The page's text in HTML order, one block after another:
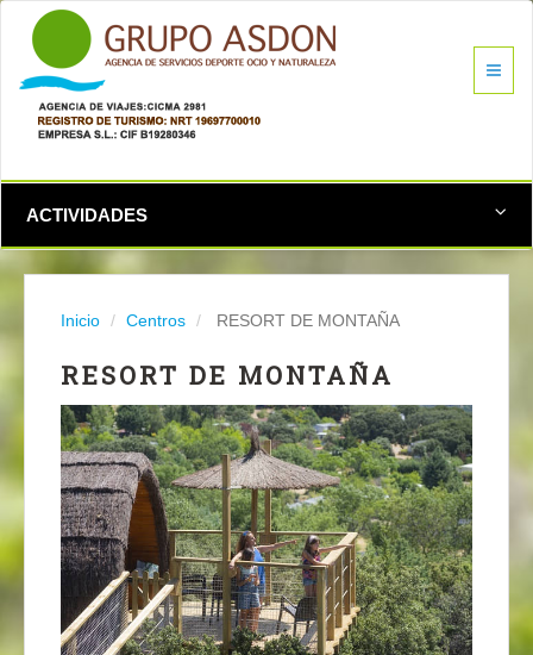
ACTIVIDADES
Inicio Centros RESORT DE MONTAÑA
RESORT DE MONTAÑA